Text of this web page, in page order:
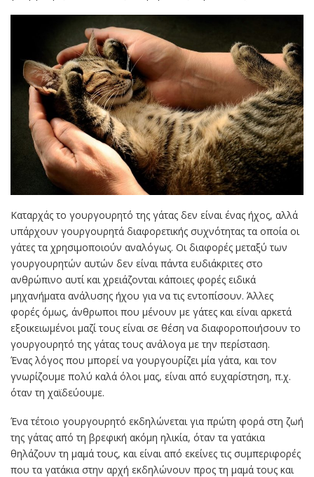
Καταρχάς το γουργουρητό της γάτας δεν είναι ένας ήχος, αλλά
υπάρχουν γουργουρητά διαφορετικής συχνότητας τα οποία οι
γάτες τα χρησιμοποιούν αναλόγως. Οι διαφορές μεταξύ των
γουργουρητών αυτών δεν είναι πάντα ευδιάκριτες στο
ανθρώπινο αυτί και χρειάζονται κάποιες φορές ειδικά
μηχανήματα ανάλυσης ήχου για να τις εντοπίσουν. Άλλες
φορές όμως, άνθρωποι που μένουν με γάτες και είναι αρκετά
εξοικειωμένοι μαζί τους είναι σε θέση να διαφοροποιήσουν το
γουργουρητό της γάτας τους ανάλογα με την περίσταση.
Ένας λόγος που μπορεί να γουργουρίζει μία γάτα, και τον
γνωρίζουμε πολύ καλά όλοι μας, είναι από ευχαρίστηση, π.χ.
όταν τη χαϊδεύουμε.
Ένα τέτοιο γουργουρητό εκδηλώνεται για πρώτη φορά στη ζωή
της γάτας από τη βρεφική ακόμη ηλικία, όταν τα γατάκια
θηλάζουν τη μαμά τους, και είναι από εκείνες τις συμπεριφορές
που τα γατάκια στην αρχή εκδηλώνουν προς τη μαμά τους και